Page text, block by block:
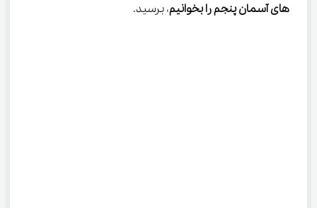
های آسمان پنجم را بخوانیم، برسید.